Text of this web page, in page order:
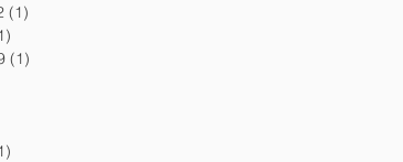
(1)
(1)